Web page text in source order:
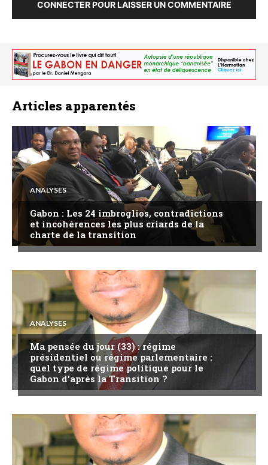
CONNECTER POUR LAISSER UN COMMENTAIRE
Articles apparentés
ANALYSES
Gabon : Les 24 imbroglios, contradictions
et incohérences les plus criards de la
charte de la transition
ANALYSES
Ma pensée du jour (33) : régime
présidentiel ou régime parlementaire :
quel type de régime politique pour le
Gabon d’après la Transition ?